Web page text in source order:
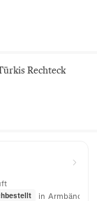
Rechteck
in Armbänder